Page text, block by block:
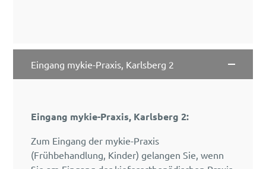
Eingang mykie-Praxis, Karlsberg 2
Eingang mykie-Praxis, Karlsberg 2:
Zum Eingang der mykie-Praxis
(Frühbehandlung, Kinder) gelangen Sie, wenn